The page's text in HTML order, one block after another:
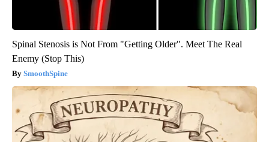
Spinal Stenosis is Not From "Getting Older". Meet The Real
Enemy (Stop This)
SmoothSpine